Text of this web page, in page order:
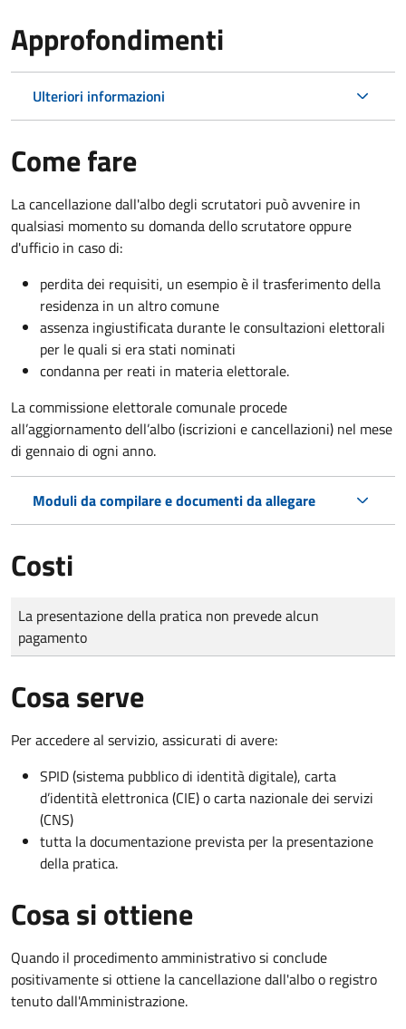
Approfondimenti
Ulteriori informazioni
Come fare
La cancellazione dall'albo degli scrutatori può avvenire in
qualsiasi momento su domanda dello scrutatore oppure
d'ufficio in caso di:
perdita dei requisiti, un esempio è il trasferimento della
residenza in un altro comune
assenza ingiustificata durante le consultazioni elettorali
per le quali si era stati nominati
condanna per reati in materia elettorale.
La commissione elettorale comunale procede
all’aggiornamento dell’albo (iscrizioni e cancellazioni) nel mese
di gennaio di ogni anno.
Moduli da compilare e documenti da allegare
Costi
Tipo di pagamento
Importo
La presentazione della pratica non prevede alcun
pagamento
Cosa serve
Per accedere al servizio, assicurati di avere:
SPID (sistema pubblico di identità digitale), carta
d’identità elettronica (CIE) o carta nazionale dei servizi
(CNS)
tutta la documentazione prevista per la presentazione
della pratica.
Cosa si ottiene
Quando il procedimento amministrativo si conclude
positivamente si ottiene la cancellazione dall'albo o registro
tenuto dall'Amministrazione.